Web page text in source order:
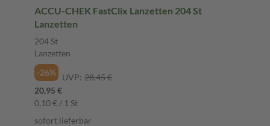
ACCU-CHEK FastClix Lanzetten 204 St
Lanzetten
204 St
Lanzetten
-26%
UVP: 28,45 €
20,95 €
0,10 € / 1 St
sofort lieferbar